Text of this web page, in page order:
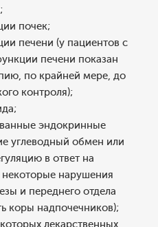
почек;
печени (у пациентов с
печени показан
по крайней мере, до
контроля);
эндокринные
углеводный обмен или
в ответ на
нарушения
и переднего отдела
коры надпочечников);
лекарственных